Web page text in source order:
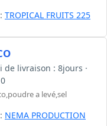
TROPICAL FRUITS 225
livraison : 8jours ·
a levé,sel
NEMA PRODUCTION